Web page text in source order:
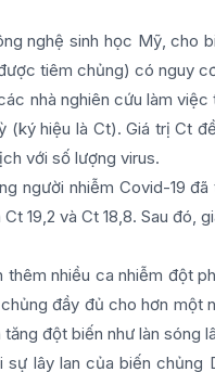
nghệ sinh học Mỹ, cho
tiêm chủng) có nguy
nhà nghiên cứu làm việc
hiệu là Ct). Giá trị Ct
với số lượng virus.
người nhiễm Covid-19
19,2 và Ct 18,8. Sau đó,
nhiều ca nhiễm đột
đầy đủ cho hơn một
đột biến như làn sóng
lây lan của biến